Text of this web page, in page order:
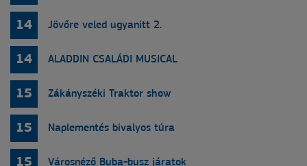
14 Jövőre veled ugyanitt 2.
14 ALADDIN CSALÁDI MUSICAL
15 Zákányszéki Traktor show
15 Naplementés bivalyos túra
15 Városnéző Buba-busz járatok